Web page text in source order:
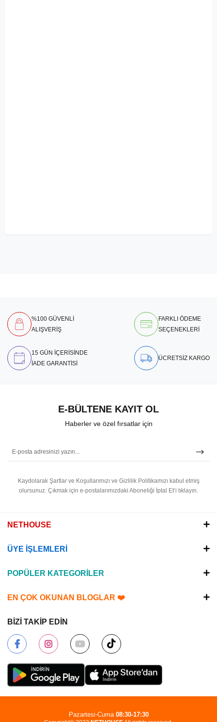
%100 GÜVENLİ
ALIŞVERİŞ
FARKLI ÖDEME
SEÇENEKLERİ
15 GÜN İÇERİSİNDE
İADE GARANTİSİ
ÜCRETSİZ KARGO
E-BÜLTENE KAYIT OL
Haberler ve özel fırsatlar için
Kaydolarak Şartlar ve Koşullarımızı ve Gizlilik Politikamızı kabul etmiş
olursunuz. Çıkmak için e-postalarımızdaki Aboneliği İptal Et’i tıklayın.
NETHOUSE
ÜYE İŞLEMLERİ
POPÜLER KATEGORİLER
EN ÇOK OKUNAN BLOGLAR ❤️
BİZİ TAKİP EDİN
Pazartesi-Cuma 08:30-17:30